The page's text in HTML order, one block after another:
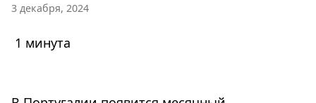
3 декабря, 2024
1 минута